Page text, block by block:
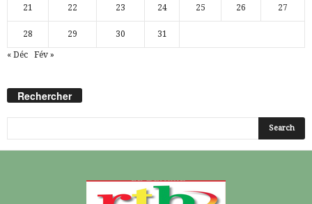
21 22 23 24 25 26 27
28 29 30 31
« Déc Fév »
Rechercher